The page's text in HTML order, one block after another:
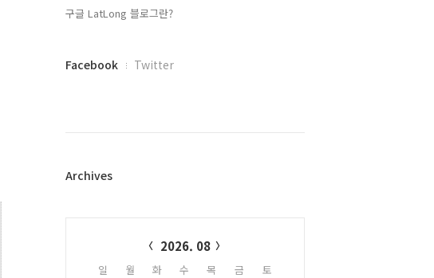
구글 LatLong 블로그란?
페
플
Facebook Twitter
Archives
2026. 08
일 월 화 수 목 금
토